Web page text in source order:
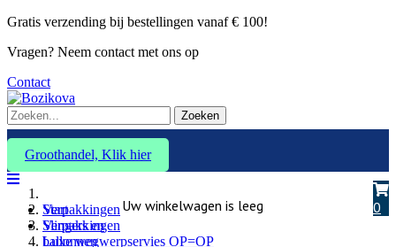
Gratis verzending bij bestellingen vanaf € 100!
Vragen? Neem contact met ons op
Contact
Zoeken
Groothandel, Klik hier
0
Uw winkelwagen is leeg
Verpakkingen
Slingers en
ballonnen
Start
Verpakkingen
Luxe wegwerpservies OP=OP